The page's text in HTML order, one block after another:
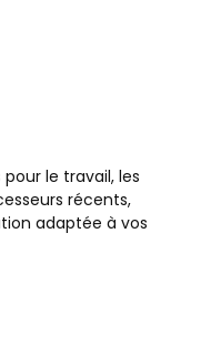
le travail, les
récents,
adaptée à vos